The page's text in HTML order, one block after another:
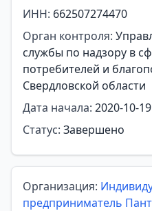
ИНН: 662507274470
Орган контроля:
службы по надзору в
потребителей и
Свердловской области
Дата начала: 2020-10-
Статус: Завершено
Организация:
предприниматель